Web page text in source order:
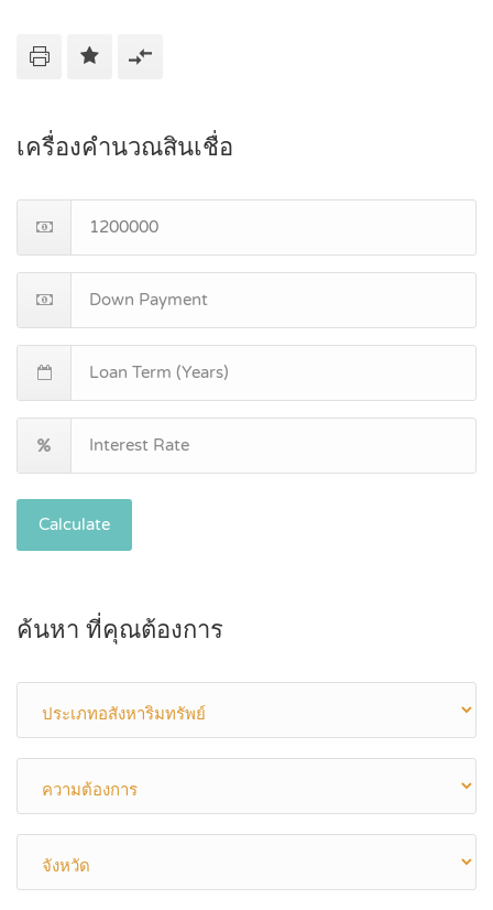
เครื่องคำนวณสินเชื่อ
Calculate
ค้นหา ที่คุณต้องการ